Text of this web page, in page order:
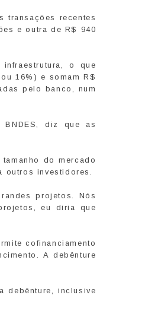
transações recentes
e outra de R$ 940
o que
16%) e somam R$
pelo banco, num
BNDES, diz que as
do mercado
outros investidores.
projetos. Nós
eu diria que
cofinanciamento
A debênture
debênture, inclusive